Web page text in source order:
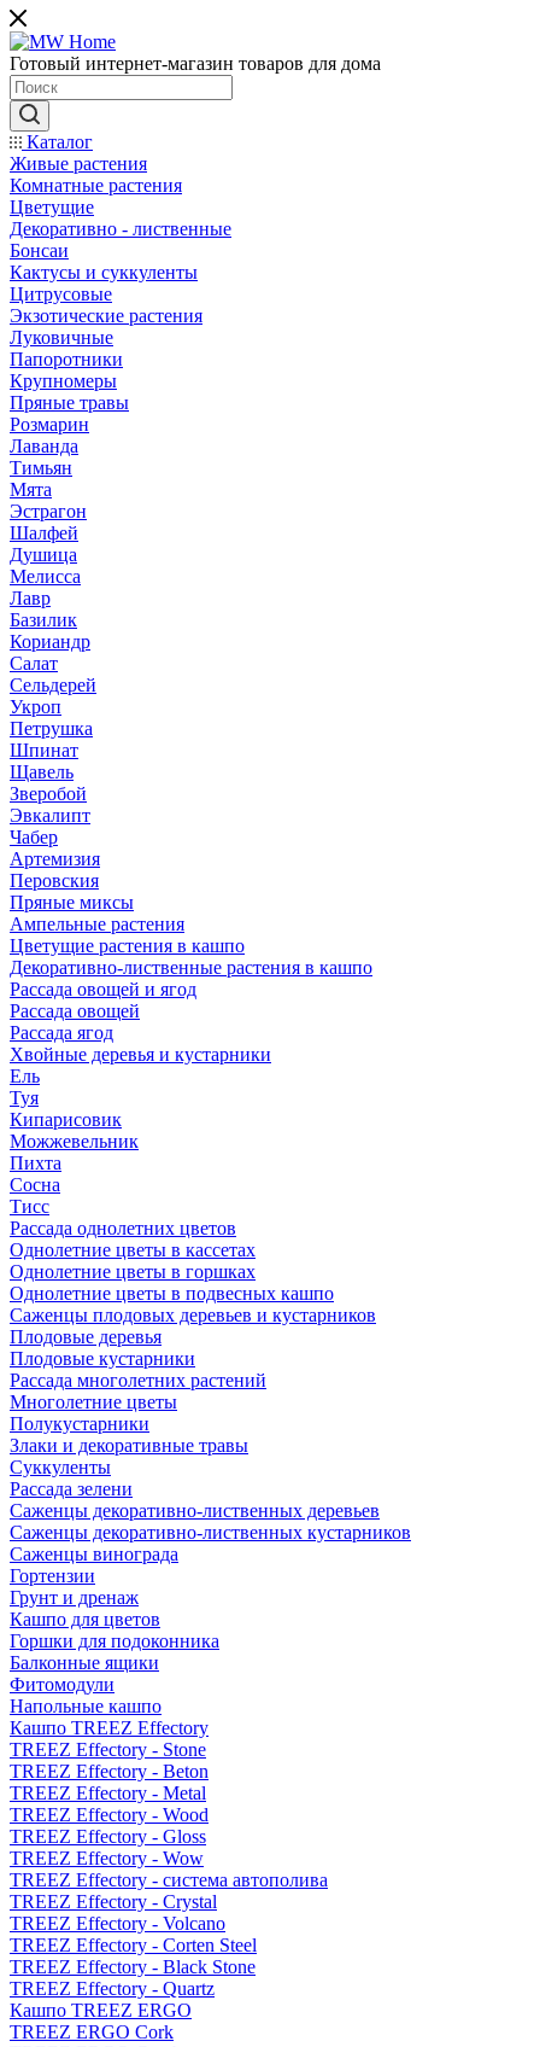
Готовый интернет-магазин товаров для дома
Каталог
Живые растения
Комнатные растения
Цветущие
Декоративно - лиственные
Бонсаи
Кактусы и суккуленты
Цитрусовые
Экзотические растения
Луковичные
Папоротники
Крупномеры
Пряные травы
Розмарин
Лаванда
Тимьян
Мята
Эстрагон
Шалфей
Душица
Мелисса
Лавр
Базилик
Кориандр
Салат
Сельдерей
Укроп
Петрушка
Шпинат
Щавель
Зверобой
Эвкалипт
Чабер
Артемизия
Перовския
Пряные миксы
Ампельные растения
Цветущие растения в кашпо
Декоративно-лиственные растения в кашпо
Рассада овощей и ягод
Рассада овощей
Рассада ягод
Хвойные деревья и кустарники
Ель
Туя
Кипарисовик
Можжевельник
Пихта
Сосна
Тисc
Рассада однолетних цветов
Однолетние цветы в кассетах
Однолетние цветы в горшках
Однолетние цветы в подвесных кашпо
Саженцы плодовых деревьев и кустарников
Плодовые деревья
Плодовые кустарники
Рассада многолетних растений
Многолетние цветы
Полукустарники
Злаки и декоративные травы
Суккуленты
Рассада зелени
Саженцы декоративно-лиственных деревьев
Саженцы декоративно-лиственных кустарников
Саженцы винограда
Гортензии
Грунт и дренаж
Кашпо для цветов
Горшки для подоконника
Балконные ящики
Фитомодули
Напольные кашпо
Кашпо TREEZ Effectory
TREEZ Effectory - Stone
TREEZ Effectory - Beton
TREEZ Effectory - Metal
TREEZ Effectory - Wood
TREEZ Effectory - Gloss
TREEZ Effectory - Wow
TREEZ Effectory - система автополива
TREEZ Effectory - Crystal
TREEZ Effectory - Volcano
TREEZ Effectory - Corten Steel
TREEZ Effectory - Black Stone
TREEZ Effectory - Quartz
Кашпо TREEZ ERGO
TREEZ ERGO Cork